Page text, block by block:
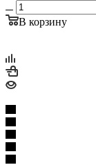
В корзину